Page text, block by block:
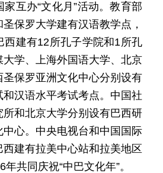
互办“文化月”活动。教育部
保罗大学建有汉语教学点，
西建有12所孔子学院和1所孔
学、上海外国语大学、北京
保罗亚洲文化中心分别设有
汉语水平考试考点。中国社
和北京大学分别设有巴西研
中心。中央电视台和中国国际
建有拉美中心站和拉美地区
共同庆祝“中巴文化年”。